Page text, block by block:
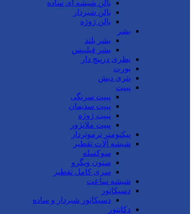
بالن شیشه ای ساده
بالن شیردار
بالن ژوژه
بشر
بشر بلند
بشر فیلیپس
بطری درپیچ دار
بورت
پتری دیش
پیپت
پیپت سرنگی
پیپت سدیمان
پیپت ژوژه
پیپت ملانژور
پیکنومتر ترموتردار
شیشه آلات تقطیر
سوکسله
ستون ویگرو
سری کامل تقطیر
شیشه ساعت
دسیکاتور
دسیکاتور شیردار و ساده
دکانتور